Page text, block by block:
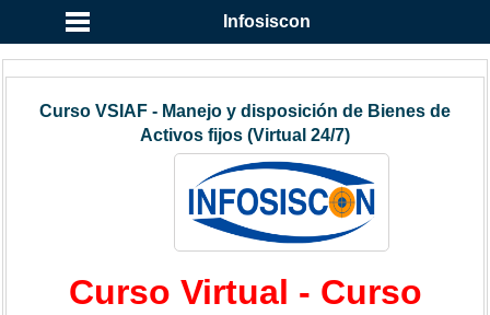
Infosiscon
Curso VSIAF - Manejo y disposición de Bienes de
Activos fijos (Virtual 24/7)
Curso Virtual - Curso